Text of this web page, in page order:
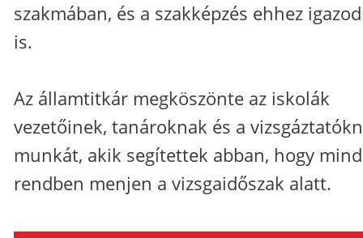
szakmában, és a szakképzés ehhez
is.
Az államtitkár megköszönte az iskolák
vezetőinek, tanároknak és a
munkát, akik segítettek abban, hogy
rendben menjen a vizsgaidőszak alatt.